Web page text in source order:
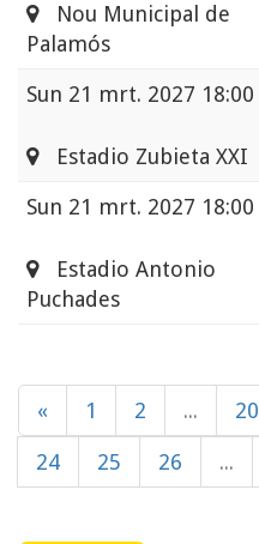
Nou Municipal de
Palamós
Sun 21 mrt. 2027 18:00
Estadio Zubieta XXI
Sun 21 mrt. 2027 18:00
Estadio Antonio
Puchades
« 1 2 ... 20
24 25 26 ...